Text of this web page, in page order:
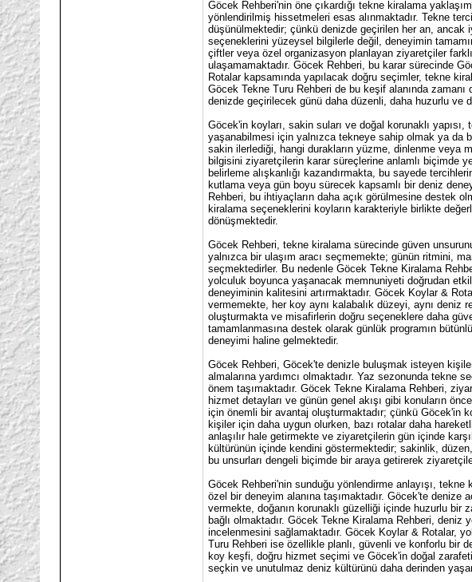
Göcek Rehberi'nin öne çıkardığı tekne kiralama
yönlendirilmiş hissetmeleri esas alınmaktadır. Tekne
düşünülmektedir; çünkü denizde geçirilen her an, ancak
seçeneklerini yüzeysel bilgilerle değil, deneyimin
çiftler veya özel organizasyon planlayan ziyaretçiler
ulaşamamaktadır. Göcek Rehberi, bu karar sürecinde
Rotalar kapsamında yapılacak doğru seçimler, tekne
Göcek Tekne Turu Rehberi de bu keşif alanında
denizde geçirilecek günü daha düzenli, daha huzurlu ve
Göcek'in koyları, sakin suları ve doğal korunaklı
yaşanabilmesi için yalnızca tekneye sahip olmak ya da
sakin ilerlediği, hangi durakların yüzme, dinlenme veya
bilgisini ziyaretçilerin karar süreçlerine anlamlı biçimde
belirleme alışkanlığı kazandırmakta, bu sayede
kutlama veya gün boyu sürecek kapsamlı bir deniz
Rehberi, bu ihtiyaçların daha açık görülmesine destek
kiralama seçeneklerini koyların karakteriyle birlikte
dönüşmektedir.
Göcek Rehberi, tekne kiralama sürecinde güven
yalnızca bir ulaşım aracı seçmemekte; günün ritmini,
seçmektedirler. Bu nedenle Göcek Tekne Kiralama
yolculuk boyunca yaşanacak memnuniyeti doğrudan
deneyiminin kalitesini artırmaktadır. Göcek Koylar &
vermemekte, her koy aynı kalabalık düzeyi, aynı deniz
oluşturmakta ve misafirlerin doğru seçeneklere daha
tamamlanmasına destek olarak günlük programın
deneyimi haline gelmektedir.
Göcek Rehberi, Göcek'te denizle buluşmak isteyen
almalarına yardımcı olmaktadır. Yaz sezonunda tekne
önem taşımaktadır. Göcek Tekne Kiralama Rehberi,
hizmet detayları ve günün genel akışı gibi konuların
için önemli bir avantaj oluşturmaktadır; çünkü Göcek'in
kişiler için daha uygun olurken, bazı rotalar daha
anlaşılır hale getirmekte ve ziyaretçilerin gün içinde
kültürünün içinde kendini göstermektedir; sakinlik,
bu unsurları dengeli biçimde bir araya getirerek
Göcek Rehberi'nin sunduğu yönlendirme anlayışı,
özel bir deneyim alanına taşımaktadır. Göcek'te
vermekte, doğanın korunaklı güzelliği içinde huzurlu bir
bağlı olmaktadır. Göcek Tekne Kiralama Rehberi,
incelenmesini sağlamaktadır. Göcek Koylar & Rotalar,
Turu Rehberi ise özellikle planlı, güvenli ve konforlu bir
koy keşfi, doğru hizmet seçimi ve Göcek'in doğal
seçkin ve unutulmaz deniz kültürünü daha derinden